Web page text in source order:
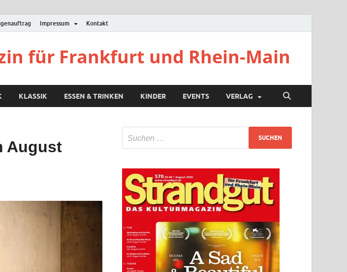
Impressum Kontakt
für Frankfurt und Rhein-Main
KLASSIK ESSEN & TRINKEN KINDER EVENTS VERLAG
August